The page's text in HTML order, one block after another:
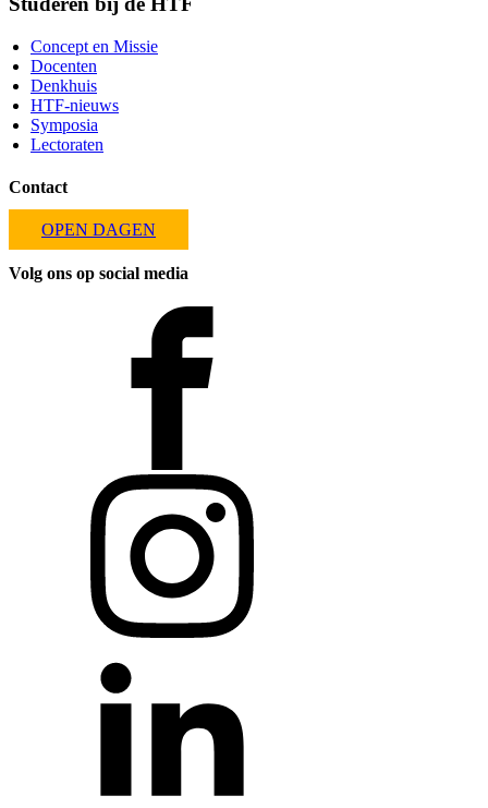
Concept en Missie
Docenten
Denkhuis
HTF-nieuws
Symposia
Lectoraten
Contact
OPEN DAGEN
Volg ons op social media